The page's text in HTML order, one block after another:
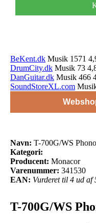
BeKent.dk Musik 1571
DrumCity.dk Musik 73
DanGuitar.dk Musik 466
SoundStoreXL.com
Navn: T-700G/WS
Kategori:
Producent: Monacor
Varenummer: 341530
EAN: Vurderet til 4 ud af
T-700G/WS